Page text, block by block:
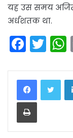
यह उस समय
अर्धशतक था.
F
a
c
e
b
o
T
w
itt
er
Print